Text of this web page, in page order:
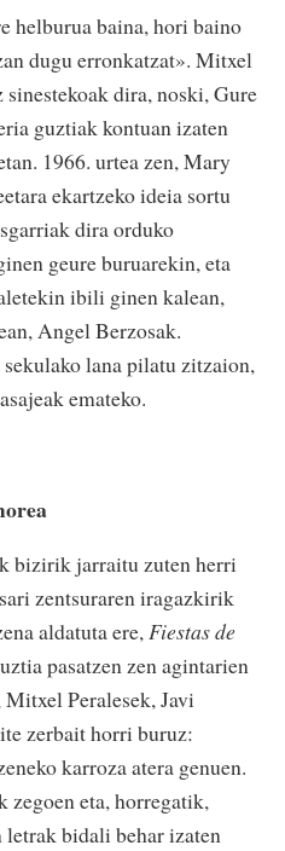
helburua baina, hori baino
dugu erronkatzat». Mitxel
dira, noski, Gure
guztiak kontuan izaten
1966. urtea zen, Mary
ekartzeko ideia sortu
dira orduko
geure buruarekin, eta
ibili ginen kalean,
Angel Berzosak.
lana pilatu zitzaion,
emateko.
bizirik jarraitu zuten herri
zentsuraren iragazkirik
aldatuta ere,Fiestasde
pasatzen zen agintarien
Peralesek, Javi
zerbait horri buruz:
karroza atera genuen.
zegoen eta, horregatik,
letrak bidali behar izaten